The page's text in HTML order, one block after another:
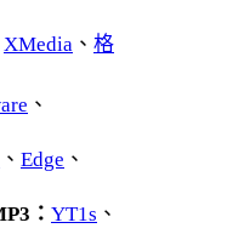
XMedia 、 格
、
、 Edge 、
： YT1s 、